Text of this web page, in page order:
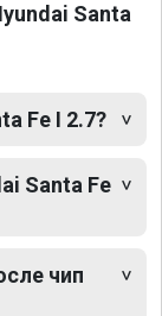
Santa
Fe I 2.7?
Santa Fe
чип